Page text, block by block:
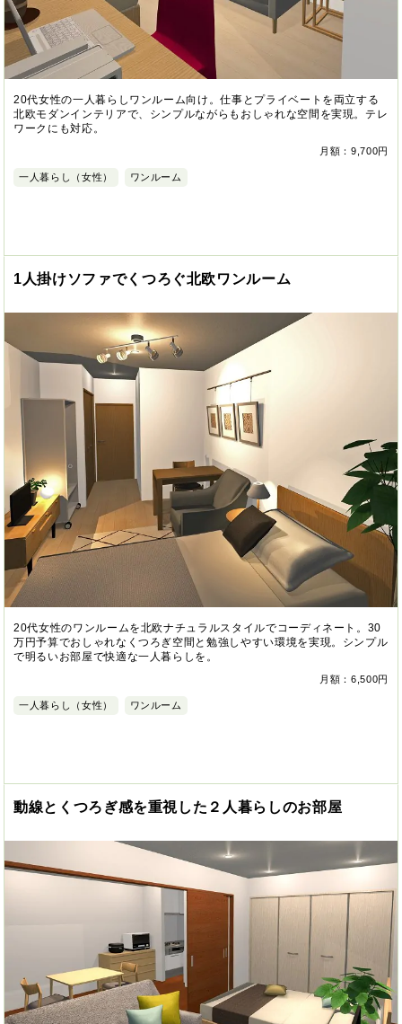
20代女性の一人暮らしワンルーム向け。仕事とプライベートを両立する
北欧モダンインテリアで、シンプルながらもおしゃれな空間を実現。テレ
ワークにも対応。
月額：9,700円
一人暮らし（女性） ワンルーム
1人掛けソファでくつろぐ北欧ワンルーム
20代女性のワンルームを北欧ナチュラルスタイルでコーディネート。30
万円予算でおしゃれなくつろぎ空間と勉強しやすい環境を実現。シンプル
で明るいお部屋で快適な一人暮らしを。
月額：6,500円
一人暮らし（女性） ワンルーム
動線とくつろぎ感を重視した２人暮らしのお部屋